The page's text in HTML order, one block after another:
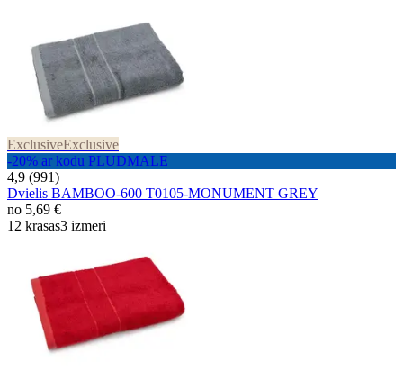
ExclusiveExclusive
-20% ar kodu PLUDMALE
4,9 (991)
Dvielis BAMBOO-600 T0105-MONUMENT GREY
no 5,69 €
12 krāsas3 izmēri